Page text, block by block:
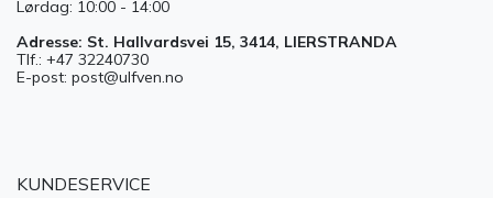
Lørdag: 10:00 - 14:00
Adresse: St. Hallvardsvei 15, 3414, LIERSTRANDA
Tlf.: +47 32240730
E-post: post@ulfven.no
KUNDESERVICE